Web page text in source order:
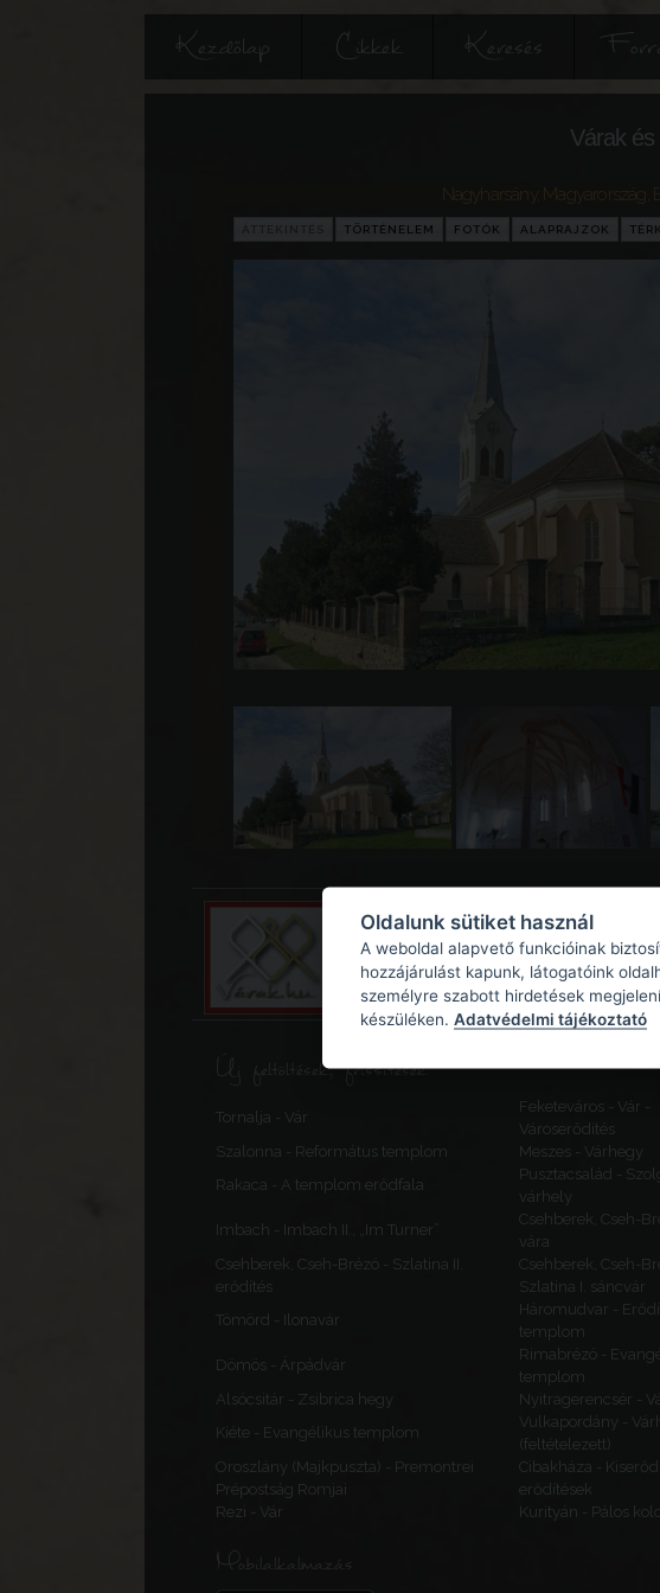
Kezdőlap Cikkek Keresés
Várak
Nagyharsány Magyarország
TÖRTÉNELEM FOTÓK ALAPRAJZOK
Új feltöltések, frissítések
Tornalja - Vár
Feketeváros - Vár -
Városerődítés
Szalonna - Református templom
Meszes - Várhegy
Rakaca - A templom erődfala
Pusztacsalád -
várhely
Imbach - Imbach II., „Im Turner”
Csehberek, Cseh-
vára
Csehberek, Cseh-Brézó - Szlatina II.
erődítés
Csehberek, Cseh-
Szlatina I. sáncvár
Tömörd - Ilonavár
Háromudvar -
templom
Dömös - Árpádvár
Rimabrézó -
templom
Alsócsitár - Zsibrica hegy
Nyitragerencsér -
Kiéte - Evangélikus templom
Vulkapordány -
(feltételezett)
Oroszlány (Majkpuszta) - Premontrei
Prépostság Romjai
Cibakháza -
erődítések
Rezi - Vár
Kurityán - Pálos
Mobilalkalmazás
Oldalunk sütiket használ
A weboldal alapvető funkcióinak
hozzájárulást kapunk, látogatóink
személyre szabott hirdetések
készüléken. Adatvédelmi tájékoztató